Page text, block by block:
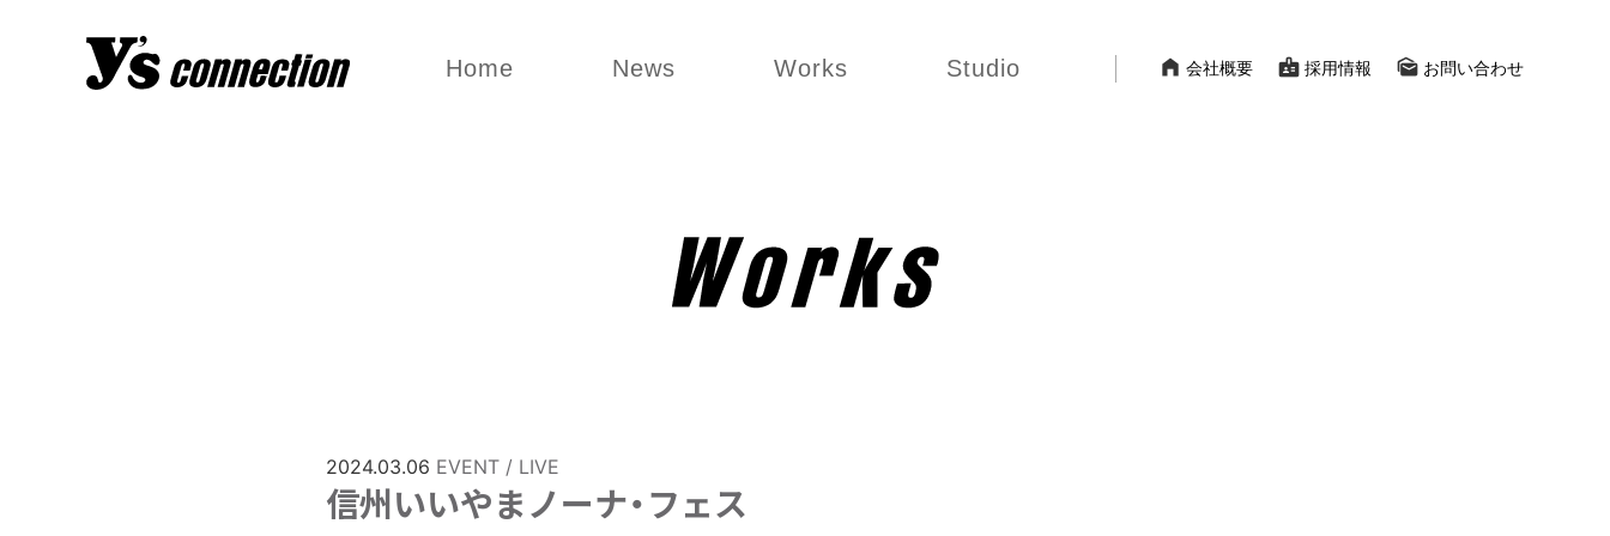
Home News Works Studio home_filled 会社概要 badge 採用情報 mark_as_unread お問い合わせ
2024.03.06 EVENT / LIVE
信州いいやまノーナ・フェス